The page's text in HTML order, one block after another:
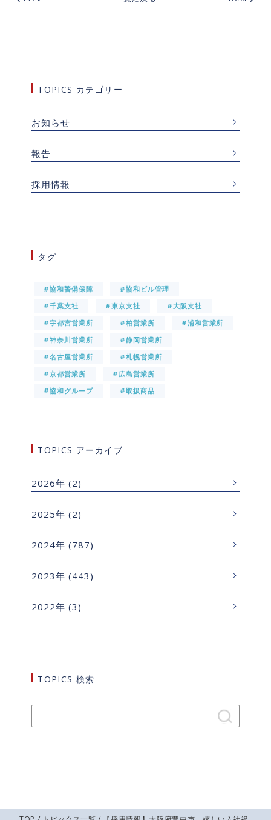
TOPICS カテゴリー
お知らせ
報告
採用情報
タグ
#協和警備保障
#協和ビル管理
#千葉支社
#東京支社
#大阪支社
#宇都宮営業所
#柏営業所
#浦和営業所
#神奈川営業所
#静岡営業所
#名古屋営業所
#札幌営業所
#京都営業所
#広島営業所
#協和グループ
#取扱商品
TOPICS アーカイブ
2026年 (2)
2025年 (2)
2024年 (787)
2023年 (443)
2022年 (3)
TOPICS 検索